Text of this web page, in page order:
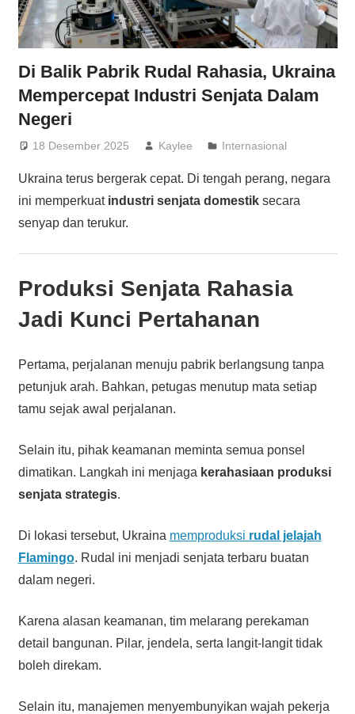
Di Balik Pabrik Rudal Rahasia, Ukraina
Mempercepat Industri Senjata Dalam
Negeri
18 Desember 2025 Kaylee Internasional
Ukraina terus bergerak cepat. Di tengah perang, negara
ini memperkuat industri senjata domestiksecara
senyap dan terukur.
Produksi Senjata Rahasia
Jadi Kunci Pertahanan
Pertama, perjalanan menuju pabrik berlangsung tanpa
petunjuk arah. Bahkan, petugas menutup mata setiap
tamu sejak awal perjalanan.
Selain itu, pihak keamanan meminta semua ponsel
dimatikan. Langkah ini menjaga kerahasiaan produksi
senjata strategis.
Di lokasi tersebut, Ukraina memproduksi rudal jelajah
Flamingo. Rudal ini menjadi senjata terbaru buatan
dalam negeri.
Karena alasan keamanan, tim melarang perekaman
detail bangunan. Pilar, jendela, serta langit-langit tidak
boleh direkam.
Selain itu, manajemen menyembunyikan wajah pekerja